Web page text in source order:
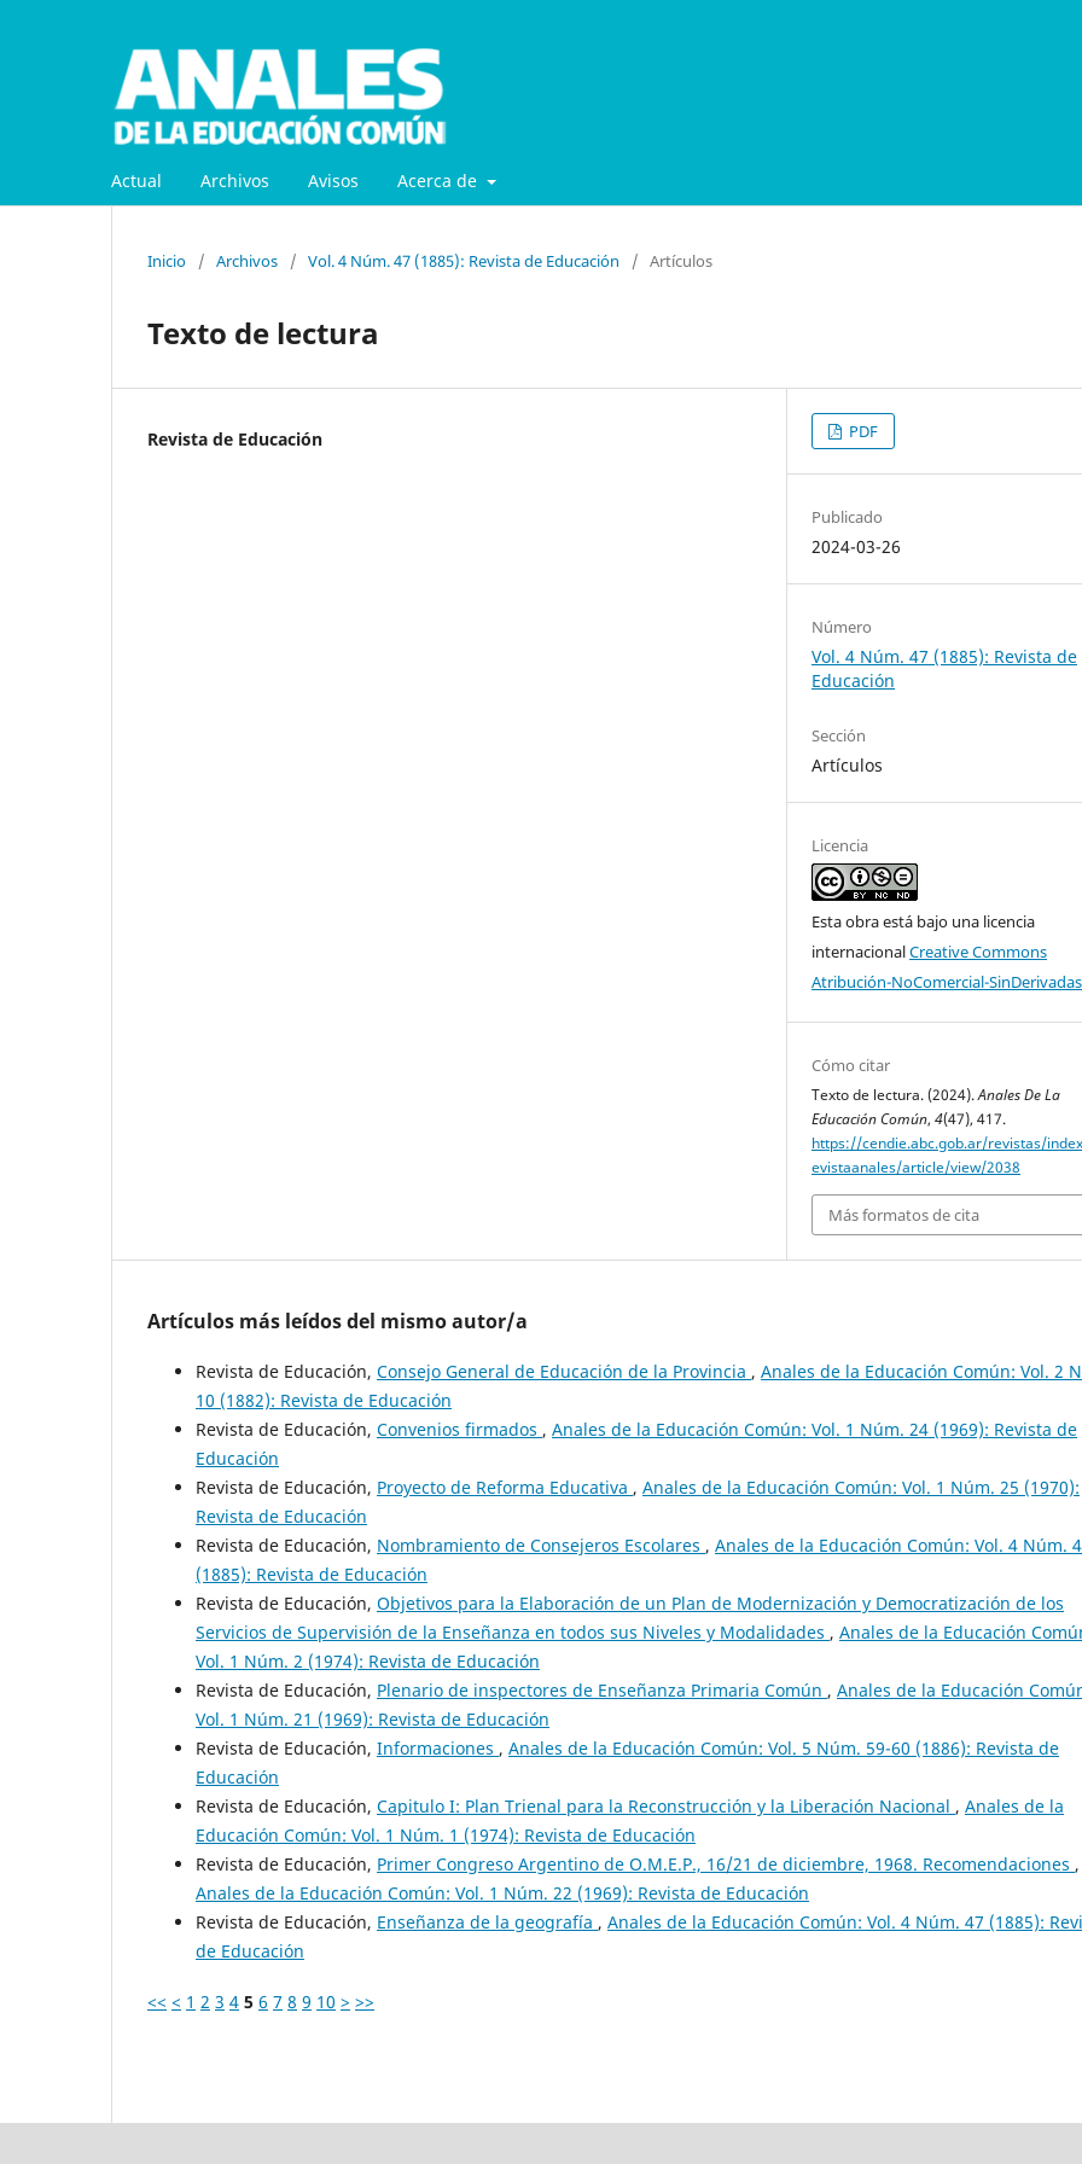
Actual Archivos Avisos Acerca de
Inicio / Archivos / Vol. 4 Núm. 47 (1885): Revista de Educación / Artículos
Texto de lectura
Revista de Educación PDF
Publicado
2024-03-26
Número
Vol. 4 Núm. 47 (1885): Revista de
Educación
Sección
Artículos
Licencia
Esta obra está bajo una licencia
internacionalCreative Commons
Atribución-NoComercial-
Cómo citar
Texto de lectura. (2024).Anales De La
Educación Común, 4(47), 417.
https://cendie.abc.gob.ar/revistas/
evistaanales/article/view/2038
Más formatos de cita
Artículos más leídos del mismo autor/a
Revista de Educación, Consejo General de Educación de la Provincia , Anales de la Educación Común: Vol. 2
10 (1882): Revista de Educación
Revista de Educación, Convenios firmados , Anales de la Educación Común: Vol. 1 Núm. 24 (1969): Revista de
Educación
Revista de Educación, Proyecto de Reforma Educativa , Anales de la Educación Común: Vol. 1 Núm. 25 (1970):
Revista de Educación
Revista de Educación, Nombramiento de Consejeros Escolares , Anales de la Educación Común: Vol. 4 Núm.
(1885): Revista de Educación
Revista de Educación, Objetivos para la Elaboración de un Plan de Modernización y Democratización de los
Servicios de Supervisión de la Enseñanza en todos sus Niveles y Modalidades , Anales de la Educación
Vol. 1 Núm. 2 (1974): Revista de Educación
Revista de Educación, Plenario de inspectores de Enseñanza Primaria Común , Anales de la Educación
Vol. 1 Núm. 21 (1969): Revista de Educación
Revista de Educación, Informaciones , Anales de la Educación Común: Vol. 5 Núm. 59-60 (1886): Revista de
Educación
Revista de Educación, Capitulo I: Plan Trienal para la Reconstrucción y la Liberación Nacional , Anales de la
Educación Común: Vol. 1 Núm. 1 (1974): Revista de Educación
Revista de Educación, Primer Congreso Argentino de O.M.E.P., 16/21 de diciembre, 1968. Recomendaciones ,
Anales de la Educación Común: Vol. 1 Núm. 22 (1969): Revista de Educación
Revista de Educación, Enseñanza de la geografía , Anales de la Educación Común: Vol. 4 Núm. 47 (1885):
de Educación
<< < 1 2 3 4 5 6 7 8 9 10 > >>